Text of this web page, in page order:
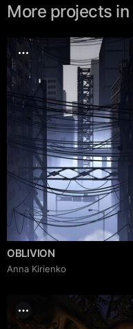
More projects in
OBLIVION
Anna Kirienko